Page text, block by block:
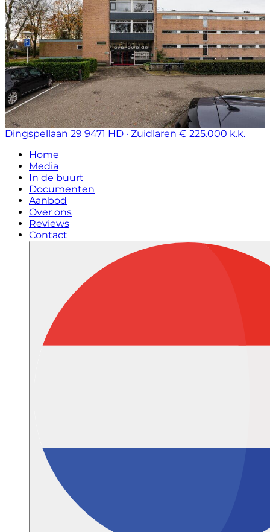
Dingspellaan 29 9471 HD · Zuidlaren € 225.000 k.k.
Home
Media
In de buurt
Documenten
Aanbod
Over ons
Reviews
Contact